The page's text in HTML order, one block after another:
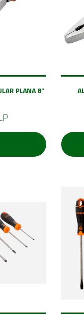
PLANA 8”